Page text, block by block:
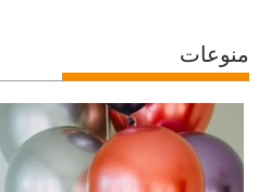
منوعات